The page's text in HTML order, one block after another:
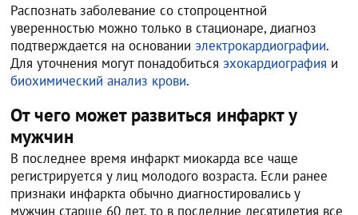
Распознать заболевание со стопроцентной
уверенностью можно только в стационаре, диагноз
подтверждается на основанииэлектрокардиографии.
Для уточнения могут понадобитьсяэхокардиография и
биохимический анализ крови.
От чего может развиться инфаркт у
мужчин
В последнее время инфаркт миокарда все чаще
регистрируется у лиц молодого возраста. Если ранее
признаки инфаркта обычно диагностировались у
мужчин старше 60 лет, то в последние десятилетия все